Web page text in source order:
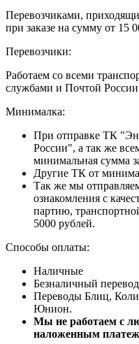
Перевозчиками,
при заказе на сумму от 15
Перевозчики:
Работаем со всеми
службами и Почтой
Минималка:
При отправке ТК
России", а так же
минимальная сумма
Другие ТК от
Так же мы
ознакомления с
партию,
5000 рублей.
Способы оплаты:
Наличные
Безналичный
Переводы Блиц,
Юнион.
Мы не работаем с
наложенным